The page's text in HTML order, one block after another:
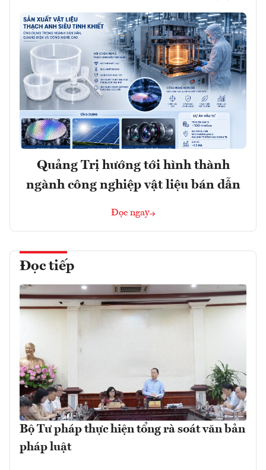
Quảng Trị hướng tới hình thành
ngành công nghiệp vật liệu bán dẫn
Đọc ngay
Đọc tiếp
Bộ Tư pháp thực hiện tổng rà soát văn bản
pháp luật